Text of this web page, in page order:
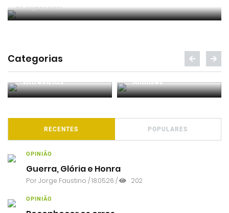
PorJorge Faustino
Categorias
Entrevistas Análises
RECENTES POPULARES
OPINIÃO
Guerra, Glória e Honra
PorJorge Faustino / 18.05.26 / 202
OPINIÃO